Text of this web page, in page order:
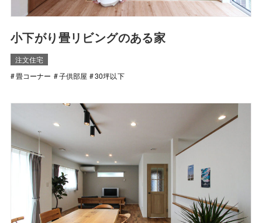
小下がり畳リビングのある家
注文住宅
畳コーナー
子供部屋 30坪以下